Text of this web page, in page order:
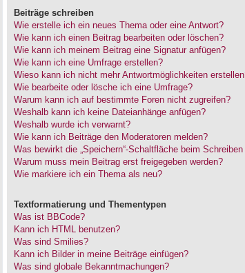
Beiträge schreiben
Wie erstelle ich ein neues Thema oder eine Antwort?
Wie kann ich einen Beitrag bearbeiten oder löschen?
Wie kann ich meinem Beitrag eine Signatur anfügen?
Wie kann ich eine Umfrage erstellen?
Wieso kann ich nicht mehr Antwortmöglichkeiten
Wie bearbeite oder lösche ich eine Umfrage?
Warum kann ich auf bestimmte Foren nicht zugreifen?
Weshalb kann ich keine Dateianhänge anfügen?
Weshalb wurde ich verwarnt?
Wie kann ich Beiträge den Moderatoren melden?
Was bewirkt die „Speichern“-Schaltfläche beim
Warum muss mein Beitrag erst freigegeben werden?
Wie markiere ich ein Thema als neu?
Textformatierung und Thementypen
Was ist BBCode?
Kann ich HTML benutzen?
Was sind Smilies?
Kann ich Bilder in meine Beiträge einfügen?
Was sind globale Bekanntmachungen?